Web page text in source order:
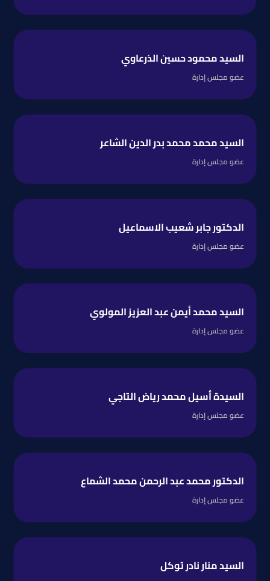
السيد محمود حسين الذرعاوي
عضو مجلس إدارة
السيد محمد محمد بدر الدين الشاعر
عضو مجلس إدارة
الدكتور جابر شعيب الاسماعيل
عضو مجلس إدارة
السيد محمد أيمن عبد العزيز المولوي
عضو مجلس إدارة
السيدة أسيل محمد رياض التاجي
عضو مجلس إدارة
الدكتور محمد عبد الرحمن محمد الشماع
عضو مجلس إدارة
السيد منار نادر توكل